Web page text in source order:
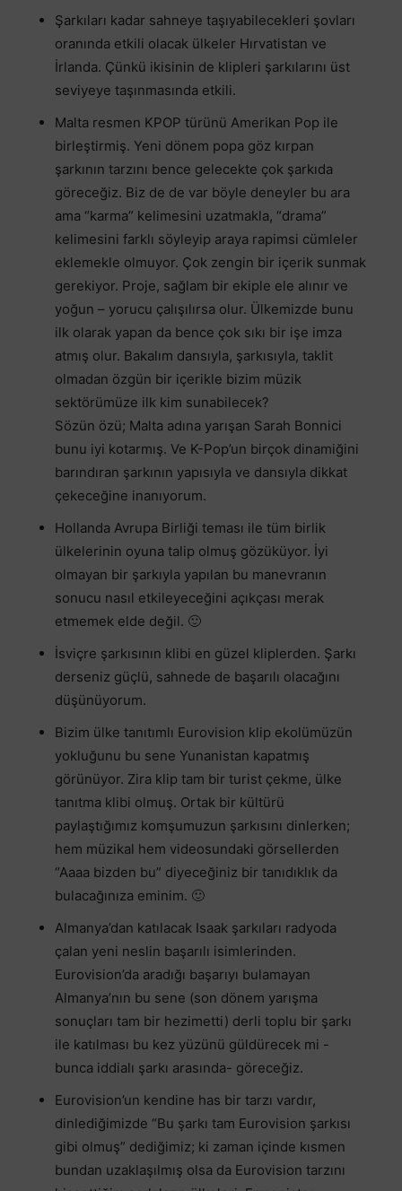
⁠Şarkıları kadar sahneye taşıyabilecekleri şovları
oranında etkili olacak ülkeler Hırvatistan ve
İrlanda. Çünkü ikisinin de klipleri şarkılarını üst
seviyeye taşınmasında etkili.
Malta resmen KPOP türünü Amerikan Pop ile
birleştirmiş. Yeni dönem popa göz kırpan
şarkının tarzını bence gelecekte çok şarkıda
göreceğiz. Biz de de var böyle deneyler bu ara
ama “karma” kelimesini uzatmakla, “drama”
kelimesini farklı söyleyip araya rapimsi cümleler
eklemekle olmuyor. Çok zengin bir içerik sunmak
gerekiyor. Proje, sağlam bir ekiple ele alınır ve
yoğun – yorucu çalışılırsa olur. Ülkemizde bunu
ilk olarak yapan da bence çok sıkı bir işe imza
atmış olur. Bakalım dansıyla, şarkısıyla, taklit
olmadan özgün bir içerikle bizim müzik
sektörümüze ilk kim sunabilecek?
Sözün özü; Malta adına yarışan Sarah Bonnici
bunu iyi kotarmış. Ve K-Pop’un birçok dinamiğini
barındıran şarkının yapısıyla ve dansıyla dikkat
çekeceğine inanıyorum.
Hollanda Avrupa Birliği teması ile tüm birlik
ülkelerinin oyuna talip olmuş gözüküyor. İyi
olmayan bir şarkıyla yapılan bu manevranın
sonucu nasıl etkileyeceğini açıkçası merak
etmemek elde değil. 🙂
İsviçre şarkısının klibi en güzel kliplerden. Şarkı
derseniz güçlü, sahnede de başarılı olacağını
düşünüyorum.
Bizim ülke tanıtımlı Eurovision klip ekolümüzün
yokluğunu bu sene Yunanistan kapatmış
görünüyor. Zira klip tam bir turist çekme, ülke
tanıtma klibi olmuş. Ortak bir kültürü
paylaştığımız komşumuzun şarkısını dinlerken;
hem müzikal hem videosundaki görsellerden
“Aaaa bizden bu” diyeceğiniz bir tanıdıklık da
bulacağınıza eminim. 🙂
Almanya’dan katılacak Isaak şarkıları radyoda
çalan yeni neslin başarılı isimlerinden.
Eurovision’da aradığı başarıyı bulamayan
Almanya’nın bu sene (son dönem yarışma
sonuçları tam bir hezimetti) derli toplu bir şarkı
ile katılması bu kez yüzünü güldürecek mi -
bunca iddialı şarkı arasında- göreceğiz.
Eurovision’un kendine has bir tarzı vardır,
dinlediğimizde “Bu şarkı tam Eurovision şarkısı
gibi olmuş” dediğimiz; ki zaman içinde kısmen
bundan uzaklaşılmış olsa da Eurovision tarzını